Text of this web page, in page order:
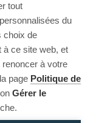
tout
du
choix de
à ce site web, et
à votre
page Politique de
Gérer le